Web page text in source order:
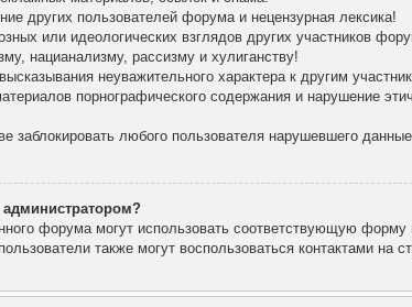
других пользователей форума и нецензурная лексика!
или идеологических взглядов других участников
нацианализму, рассизму и хулиганству!
неуважительного характера к другим
порнографического содержания и нарушение
заблокировать любого пользователя нарушевшего
администратором?
форума могут использовать соответствующую форму
также могут воспользоваться контактами на